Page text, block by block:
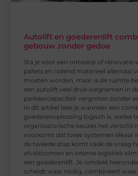
Autolift en goederenlift
gebouw zonder gedoe
Sta je voor een ontwerp of renovatie
pallets en rollend materieel allemaal
moeten worden, maar is de ruimte
een autolift veel druk wegnemen in
parkeercapaciteit vergroten zonder
In dit artikel lees je wanneer een
goederenoplossing logisch is, welke
organisatorische keuzes het verschil
voorkomt dat twee systemen elkaar
de tweede stap komt vaak de vraag
afvalstromen en interne logistiek
een goederenlift. Je ontdekt
scheidt waar nodig, combineert